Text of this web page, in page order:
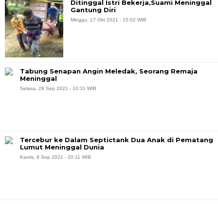
Ditinggal Istri Bekerja,Suami Meninggal
Gantung Diri
Minggu, 17 Okt 2021 - 15:02 WIB
Tabung Senapan Angin Meledak, Seorang Remaja
Meninggal
Selasa, 28 Sep 2021 - 10:31 WIB
Tercebur ke Dalam Septictank Dua Anak di Pematang
Lumut Meninggal Dunia
Kamis, 9 Sep 2021 - 20:11 WIB